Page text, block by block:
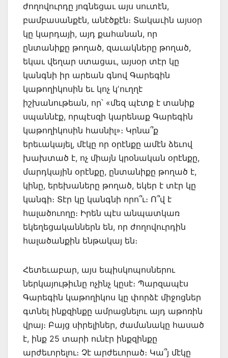
ժողովուրդը յոգնեցաւ այս սուտէն,
բամբասանքէն, անէծքէն։ Տակաւին այսօր
կը կարդայի, այդ քահանան, որ
ընտանիքը թողած, զաւակները թողած,
եկաւ վեղար ստացաւ, այսօր տէր կը
կանգնի իր արեան գնով Գարեգին
կաթողիկոսին եւ կոչ կʼուղղէ
իշխանութեան, որ՝ «մեզ պէտք է տանիք
սպաննէք, որպէսզի կարենաք Գարեգին
կաթողիկոսին հասնիլ»։ Կրնա՞ք
երեւակայել, մէկը որ օրէնքը ամէն ձեւով
խախտած է, ոչ միայն կրօնական օրէնքը,
մարդկային օրէնքը, ընտանիքը թողած է,
կինը, երեխաները թողած, եկեր է տէր կը
կանգի։ Տէր կը կանգնի որո՞ւ։ Ո՞վ է
հալածուողը։ Իրեն պէս անպատկառ
եկեղեցականներն են, որ ժողովուրդին
հալածանքին ենթակայ են։
Հետեւաբար, այս եպիսկոպոսներու
ներկայութիւնը ոչինչ կըսէ։ Պարզապէս
Գարեգին կաթողիկոս կը փորձէ միջոցներ
գտնել ինքզինքը ամրացնելու այդ աթոռին
վրայ։ Բայց սիրելիներ, ժամանակը հասած
է, ինք 25 տարի ունէր ինքզինքը
արժեւորելու։ Չէ արժեւորած։ Կա՞յ մէկը